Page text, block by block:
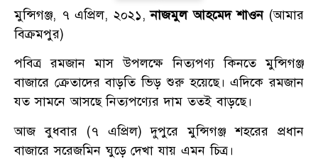
মুন্সিগঞ্জ, ৭ এপ্রিল, ২০২১,নাজমুল আহমেদ শাওন (আমার
বিক্রমপুর)
পবিত্র রমজান মাস উপলক্ষে নিত্যপণ্য কিনতে মুন্সিগঞ্জ
বাজারে ক্রেতাদের বাড়তি ভিড় শুরু হয়েছে। এদিকে রমজান
যত সামনে আসছে নিত্যপণ্যের দাম ততই বাড়ছে।
আজ বুধবার (৭ এপ্রিল) দুপুরে মুন্সিগঞ্জ শহরের প্রধান
বাজারে সরেজমিন ঘুড়ে দেখা যায় এমন চিত্র।